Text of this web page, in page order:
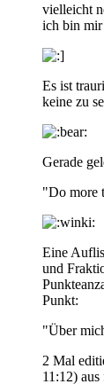
vielleicht
ich bin
Es ist
keine zu
Gerade
"Do more
Eine
und
Punkt:
"Über
2 Mal
11:12)